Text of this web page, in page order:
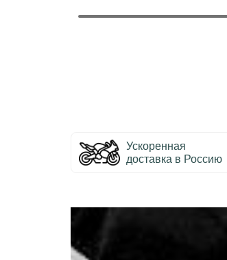
Ускоренная
доставка в Россию